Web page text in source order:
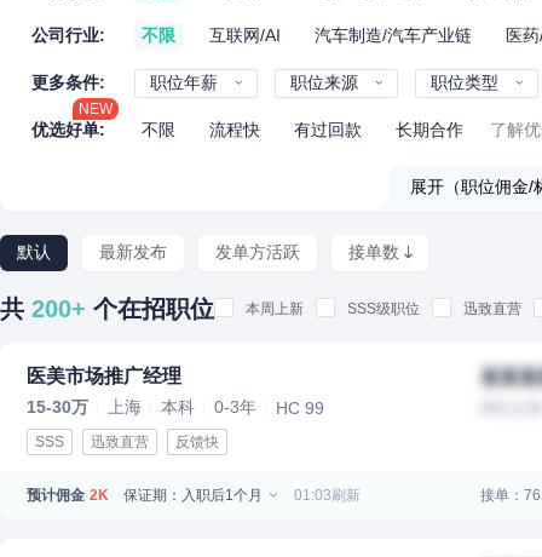
公司行业: 不限 互联网/AI 汽车制造/汽车产业链 医
更多条件: 职位年薪 职位来源 职位类型
优选好单:
NEW
不限 流程快 有过回款 长期合作 了解
展开（职位佣
默认 最新发布 发单方活跃 接单数
共 200+ 个在招职位 本周上新 SSS级职位 迅致直营
医美市场推广经理
15-30万 上海 本科 0-3年 HC 99
SSS 迅致直营 反馈快
某某
预计佣金 2K 保证期：入职后1个月 01:03刷新 接单：76